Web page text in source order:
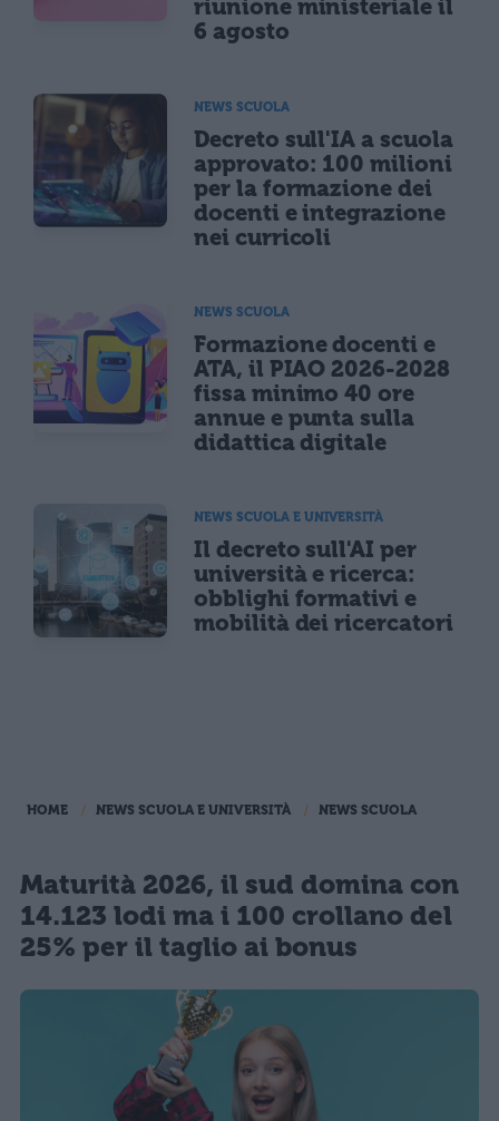
riunione ministeriale il
6 agosto
NEWS SCUOLA
Decreto sull'IA a scuola
approvato: 100 milioni
per la formazione dei
docenti e integrazione
nei curricoli
NEWS SCUOLA
Formazione docenti e
ATA, il PIAO 2026-2028
fissa minimo 40 ore
annue e punta sulla
didattica digitale
NEWS SCUOLA E UNIVERSITÀ
Il decreto sull'AI per
università e ricerca:
obblighi formativi e
mobilità dei ricercatori
HOME NEWS SCUOLA E UNIVERSITÀ NEWS SCUOLA
Maturità 2026, il sud domina con
14.123 lodi ma i 100 crollano del
25% per il taglio ai bonus